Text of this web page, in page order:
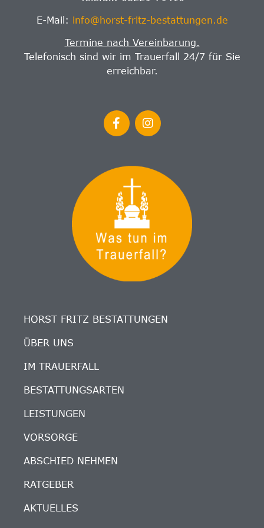
E-Mail: info@horst-fritz-bestattungen.de
Termine nach Vereinbarung.
Telefonisch sind wir im Trauerfall 24/7 für Sie
erreichbar.
HORST FRITZ BESTATTUNGEN
ÜBER UNS
IM TRAUERFALL
BESTATTUNGSARTEN
LEISTUNGEN
VORSORGE
ABSCHIED NEHMEN
RATGEBER
AKTUELLES